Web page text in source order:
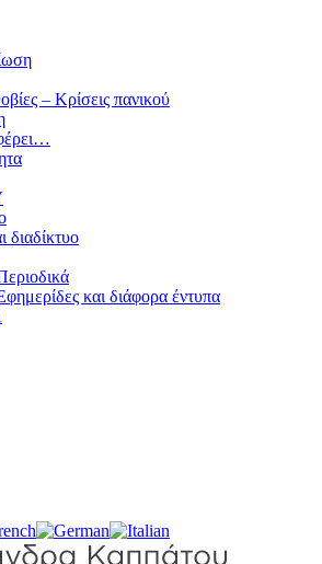
– Κρίσεις πανικού
διαδίκτυο
και διάφορα έντυπα